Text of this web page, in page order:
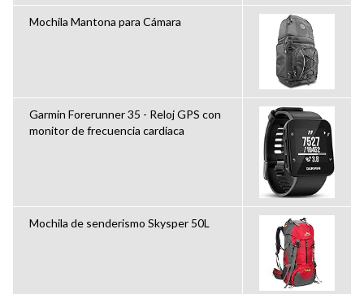
Mochila Mantona para Cámara
Garmin Forerunner 35 - Reloj GPS con
monitor de frecuencia cardiaca
Mochila de senderismo Skysper 50L